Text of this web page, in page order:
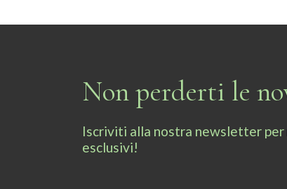
Non perderti le
Iscriviti alla nostra newsletter
esclusivi!